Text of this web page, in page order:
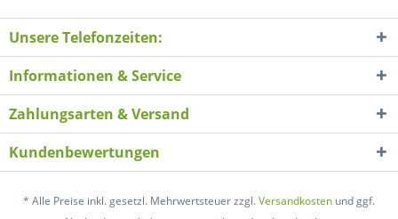
Unsere Telefonzeiten:
Informationen & Service
Zahlungsarten & Versand
Kundenbewertungen
* Alle Preise inkl. gesetzl. Mehrwertsteuer zzgl.Versandkosten und ggf.